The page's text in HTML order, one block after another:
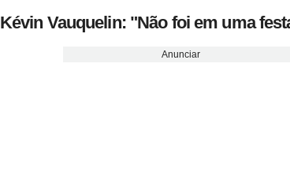
Kévin Vauquelin: "Não foi em uma
Anunciar